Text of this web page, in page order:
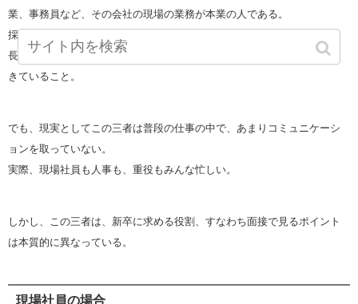
業、事務員など、その会社の現場の業務が本業の人である。
採用側で大事なのは現場社員と人事、そして会社の重役（代表取締役社
長や役員など）の三者が、どんな人がほしいのか、しっかり意思疎通で
きていること。
でも、現実としてこの三者は普段の仕事の中で、あまりコミュニケーシ
ョンを取っていない。
実際、現場社員も人事も、重役もみんな忙しい。
しかし、この三者は、新卒に求める役割、すなわち面接で見るポイント
は本質的に異なっている。
現場社員の場合